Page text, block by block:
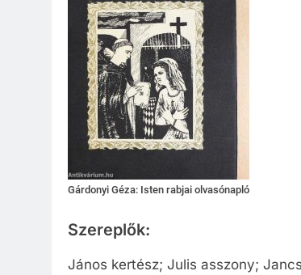
Gárdonyi Géza: Isten rabjai olvasónapló
Szereplők:
János kertész; Julis asszony;